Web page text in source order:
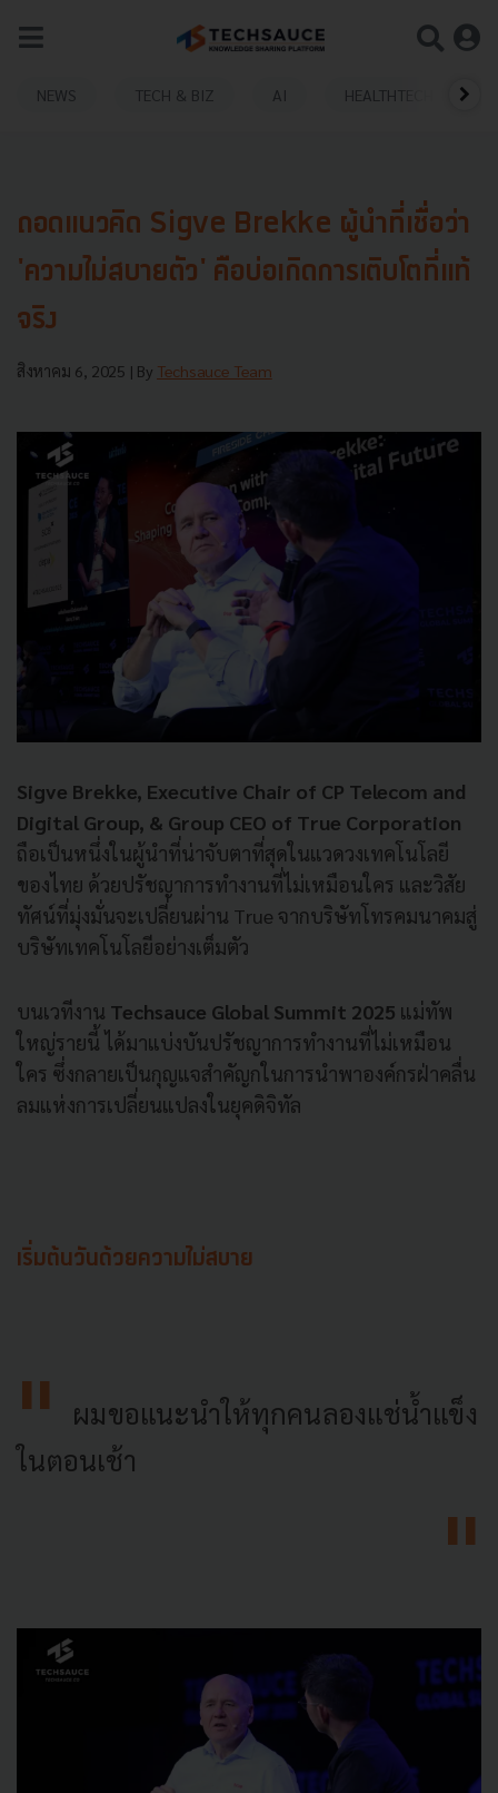
NEWS TECH & BIZ AI HEALTHTECH
ถอดแนวคิด Sigve Brekke ผู้นำที่เชื่อว่า
'ความไม่สบายตัว' คือบ่อเกิดการเติบโตที่แท้
จริง
สิงหาคม 6, 2025 | By Techsauce Team
Sigve Brekke, Executive Chair of CP Telecom and
Digital Group, & Group CEO of True Corporation
ถือเป็นหนึ่งในผู้นำที่น่าจับตาที่สุดในแวดวงเทคโนโลยี
ของไทย ด้วยปรัชญาการทำงานที่ไม่เหมือนใคร และวิสัย
ทัศน์ที่มุ่งมั่นจะเปลี่ยนผ่าน True จากบริษัทโทรคมนาคมสู่
บริษัทเทคโนโลยีอย่างเต็มตัว
บนเวทีงาน Techsauce Global Summit 2025 แม่ทัพ
ใหญ่รายนี้ ได้มาแบ่งบันปรัชญาการทำงานที่ไม่เหมือน
ใคร ซึ่งกลายเป็นกุญแจสำคัญกในการนำพาองค์กรฝ่าคลื่น
ลมแห่งการเปลี่ยนแปลงในยุคดิจิทัล
เริ่มต้นวันด้วยความไม่สบาย
ผมขอแนะนำให้ทุกคนลองแช่น้ำแข็ง
ในตอนเช้า